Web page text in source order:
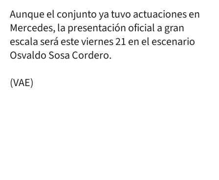
Aunque el conjunto ya tuvo actuaciones en
Mercedes, la presentación oficial a gran
escala será este viernes 21 en el escenario
Osvaldo Sosa Cordero.
(VAE)